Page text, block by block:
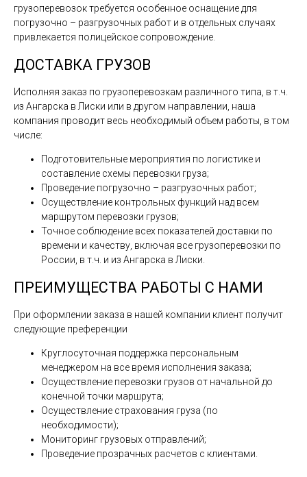
грузоперевозок требуется особенное оснащение для
погрузочно – разгрузочных работ и в отдельных случаях
привлекается полицейское сопровождение.
ДОСТАВКА ГРУЗОВ
Исполняя заказ по грузоперевозкам различного типа, в т.ч.
из Ангарска в Лиски или в другом направлении, наша
компания проводит весь необходимый объем работы, в том
числе:
Подготовительные мероприятия по логистике и
составление схемы перевозки груза;
Проведение погрузочно – разгрузочных работ;
Осуществление контрольных функций над всем
маршрутом перевозки грузов;
Точное соблюдение всех показателей доставки по
времени и качеству, включая все грузоперевозки по
России, в т.ч. и из Ангарска в Лиски.
ПРЕИМУЩЕСТВА РАБОТЫ С НАМИ
При оформлении заказа в нашей компании клиент получит
следующие преференции
Круглосуточная поддержка персональным
менеджером на все время исполнения заказа;
Осуществление перевозки грузов от начальной до
конечной точки маршрута;
Осуществление страхования груза (по
необходимости);
Мониторинг грузовых отправлений;
Проведение прозрачных расчетов с клиентами.